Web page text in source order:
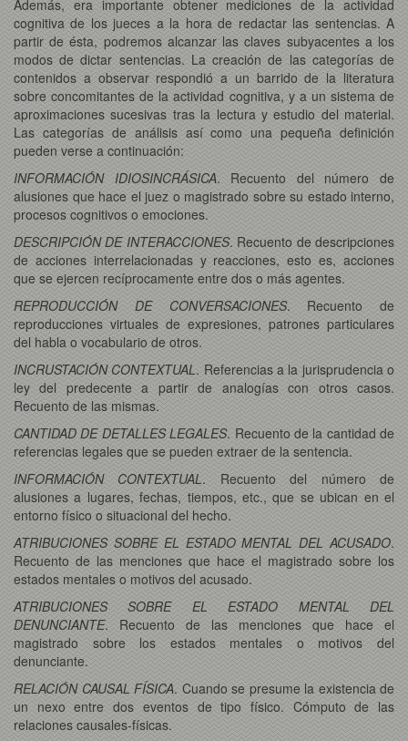
Además, era importante obtener mediciones de la actividad
cognitiva de los jueces a la hora de redactar las sentencias. A
partir de ésta, podremos alcanzar las claves subyacentes a los
modos de dictar sentencias. La creación de las categorías de
contenidos a observar respondió a un barrido de la literatura
sobre concomitantes de la actividad cognitiva, y a un sistema de
aproximaciones sucesivas tras la lectura y estudio del material.
Las categorías de análisis así como una pequeña definición
pueden verse a continuación:
INFORMACIÓN IDIOSINCRÁSICA. Recuento del número de
alusiones que hace el juez o magistrado sobre su estado interno,
procesos cognitivos o emociones.
DESCRIPCIÓN DE INTERACCIONES. Recuento de descripciones
de acciones interrelacionadas y reacciones, esto es, acciones
que se ejercen recíprocamente entre dos o más agentes.
REPRODUCCIÓN DE CONVERSACIONES. Recuento de
reproducciones virtuales de expresiones, patrones particulares
del habla o vocabulario de otros.
INCRUSTACIÓN CONTEXTUAL . Referencias a la jurisprudencia o
ley del predecente a partir de analogías con otros casos.
Recuento de las mismas.
CANTIDAD DE DETALLES LEGALES. Recuento de la cantidad de
referencias legales que se pueden extraer de la sentencia.
INFORMACIÓN CONTEXTUAL . Recuento del número de
alusiones a lugares, fechas, tiempos, etc., que se ubican en el
entorno físico o situacional del hecho.
ATRIBUCIONES SOBRE EL ESTADO MENTAL DEL ACUSADO.
Recuento de las menciones que hace el magistrado sobre los
estados mentales o motivos del acusado.
ATRIBUCIONES SOBRE EL ESTADO MENTAL DEL
DENUNCIANTE. Recuento de las menciones que hace el
magistrado sobre los estados mentales o motivos del
denunciante.
RELACIÓN CAUSAL FÍSICA. Cuando se presume la existencia de
un nexo entre dos eventos de tipo físico. Cómputo de las
relaciones causales-físicas.